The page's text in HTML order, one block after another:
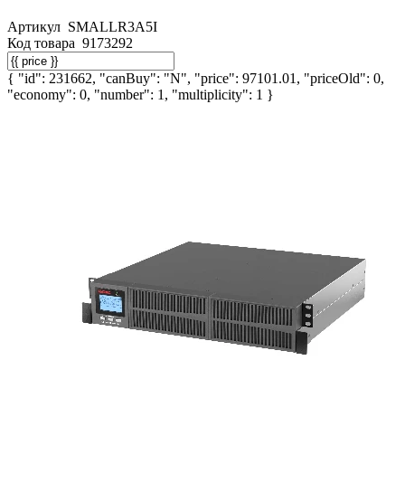
Артикул SMALLR3A5I
Код товара 9173292
{ "id": 231662, "canBuy": "N", "price": 97101.01, "priceOld": 0,
"economy": 0, "number": 1, "multiplicity": 1 }